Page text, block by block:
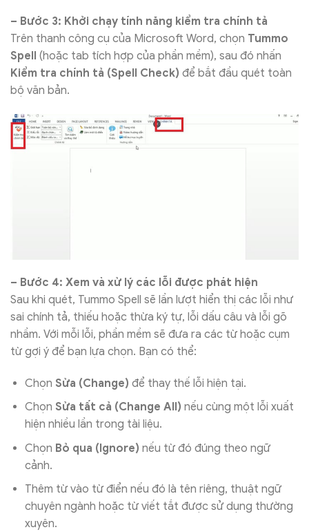
– Bước 3: Khởi chạy tính năng kiểm tra chính tả
Trên thanh công cụ của Microsoft Word, chọn Tummo
Spell (hoặc tab tích hợp của phần mềm), sau đó nhấn
Kiểm tra chính tả (Spell Check) để bắt đầu quét toàn
bộ văn bản.
– Bước 4: Xem và xử lý các lỗi được phát hiện
Sau khi quét, Tummo Spell sẽ lần lượt hiển thị các lỗi như
sai chính tả, thiếu hoặc thừa ký tự, lỗi dấu câu và lỗi gõ
nhầm. Với mỗi lỗi, phần mềm sẽ đưa ra các từ hoặc cụm
từ gợi ý để bạn lựa chọn. Bạn có thể:
Chọn Sửa (Change) để thay thế lỗi hiện tại.
Chọn Sửa tất cả (Change All) nếu cùng một lỗi xuất
hiện nhiều lần trong tài liệu.
Chọn Bỏ qua (Ignore) nếu từ đó đúng theo ngữ
cảnh.
Thêm từ vào từ điển nếu đó là tên riêng, thuật ngữ
chuyên ngành hoặc từ viết tắt được sử dụng thường
xuyên.